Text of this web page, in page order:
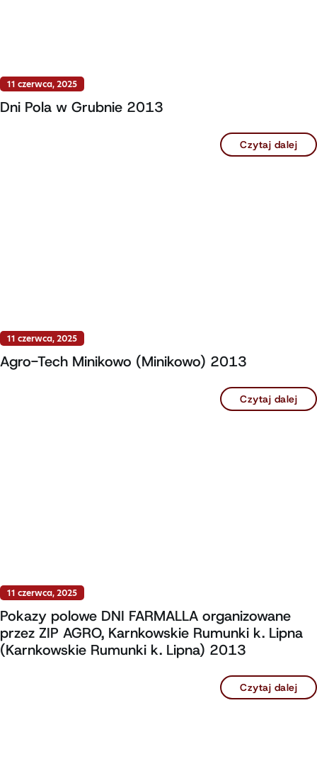
11 czerwca, 2025
Dni Pola w Grubnie 2013
Czytaj dalej
11 czerwca, 2025
Agro-Tech Minikowo (Minikowo) 2013
Czytaj dalej
11 czerwca, 2025
Pokazy polowe DNI FARMALLA organizowane
przez ZIP AGRO, Karnkowskie Rumunki k. Lipna
(Karnkowskie Rumunki k. Lipna) 2013
Czytaj dalej